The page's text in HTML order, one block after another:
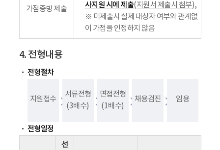
가점증빙 제출
사지원 시에 제출(지원서 제출시 첨부),
※ 미제출시 실제 대상자 여부와 관계없
이 가점을 인정하지 않음
4. 전형내용
전형절차
지원접수
서류전형
(3배수)
면접전형
(1배수)
채용검진 임용
전형일정
선